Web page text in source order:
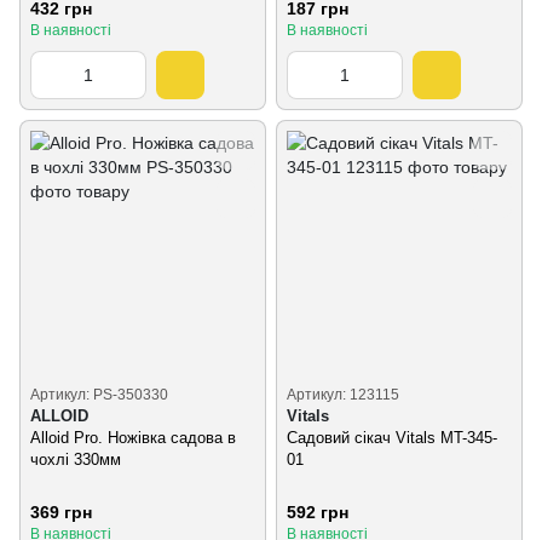
432 грн
В наявності
187 грн
В наявності
Артикул: PS-350330
ALLOID
Alloid Pro. Ножівка садова в
чохлі 330мм
369 грн
В наявності
Артикул: 123115
Vitals
Садовий сікач Vitals MT-345-
01
592 грн
В наявності